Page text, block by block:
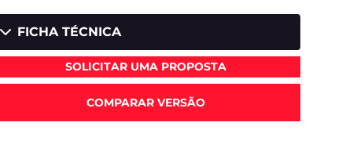
FICHA TÉCNICA
SOLICITAR UMA PROPOSTA
COMPARAR VERSÃO